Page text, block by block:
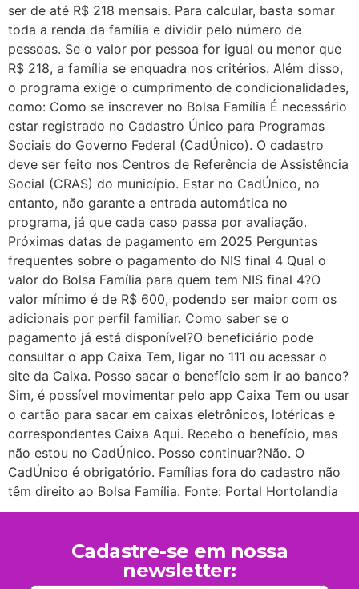
ser de até R$ 218 mensais. Para calcular, basta somar
toda a renda da família e dividir pelo número de
pessoas. Se o valor por pessoa for igual ou menor que
R$ 218, a família se enquadra nos critérios. Além disso,
o programa exige o cumprimento de condicionalidades,
como: Como se inscrever no Bolsa Família É necessário
estar registrado no Cadastro Único para Programas
Sociais do Governo Federal (CadÚnico). O cadastro
deve ser feito nos Centros de Referência de Assistência
Social (CRAS) do município. Estar no CadÚnico, no
entanto, não garante a entrada automática no
programa, já que cada caso passa por avaliação.
Próximas datas de pagamento em 2025 Perguntas
frequentes sobre o pagamento do NIS final 4 Qual o
valor do Bolsa Família para quem tem NIS final 4?O
valor mínimo é de R$ 600, podendo ser maior com os
adicionais por perfil familiar. Como saber se o
pagamento já está disponível?O beneficiário pode
consultar o app Caixa Tem, ligar no 111 ou acessar o
site da Caixa. Posso sacar o benefício sem ir ao banco?
Sim, é possível movimentar pelo app Caixa Tem ou usar
o cartão para sacar em caixas eletrônicos, lotéricas e
correspondentes Caixa Aqui. Recebo o benefício, mas
não estou no CadÚnico. Posso continuar?Não. O
CadÚnico é obrigatório. Famílias fora do cadastro não
têm direito ao Bolsa Família. Fonte: Portal Hortolandia
Cadastre-se em nossa
newsletter: